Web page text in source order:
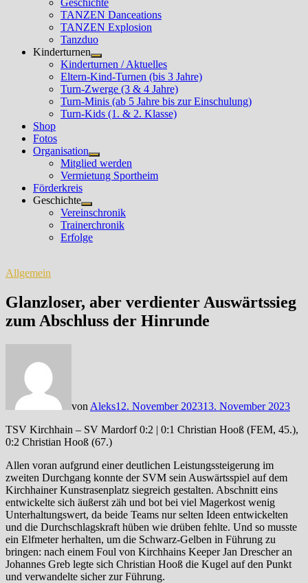
Geschichte
TANZEN Danceations
TANZEN Explosion
Tanzduo
Kinderturnen
Untermenü
anzeigen
Kinderturnen / Aktuelles
Eltern-Kind-Turnen (bis 3 Jahre)
Turn-Zwerge (3 & 4 Jahre)
Turn-Minis (ab 5 Jahre bis zur Einschulung)
Turn-Kids (1. & 2. Klasse)
Shop
Fotos
Organisation
Untermenü
anzeigen
Mitglied werden
Vermietung Sportheim
Förderkreis
Geschichte
Untermenü
anzeigen
Vereinschronik
Trainerchronik
Erfolge
Allgemein
Glanzloser, aber verdienter Auswärtssieg
zum Abschluss der Hinrunde
von Aleks12. November 202313. November 2023
TSV Kirchhain – SV Mardorf 0:2 | 0:1 Christian Hooß (FEM, 45.),
0:2 Christian Hooß (67.)
Allen voran aufgrund einer deutlichen Leistungssteigerung im
zweiten Durchgang konnte der SVM sein Auswärtsspiel auf dem
Kirchhainer Kunstrasenplatz siegreich gestalten. Abschnitt eins
entwickelte sich äußerst zäh und bot bei viel Magerkost wenig
Unterhaltungswert, da beide Teams nur selten Ideen entwickelten
und die Durchschlagskraft hüben wie drüben fehlte. Und so musste
ein Elfmeter herhalten, um die Schwarz-Gelben in Führung zu
bringen: nach einem Foul von Kirchhains Keeper Jan Drescher an
Johannes Greb legte sich Christian Hooß die Kugel auf den Punkt
und verwandelte sicher zur Führung.